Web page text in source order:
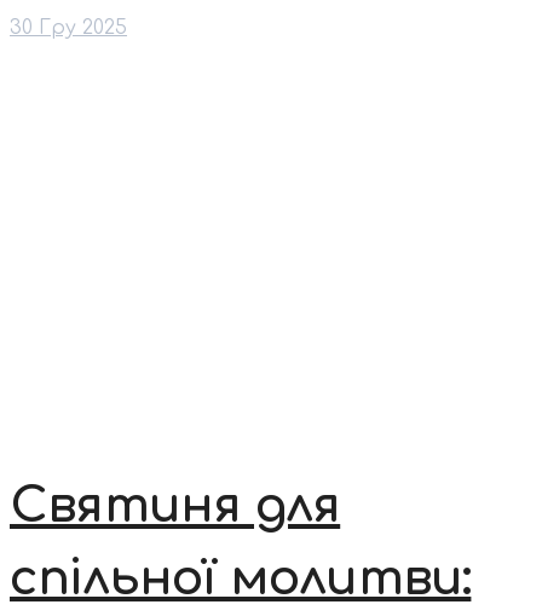
30 Гру 2025
Святиня для
спільної молитви: